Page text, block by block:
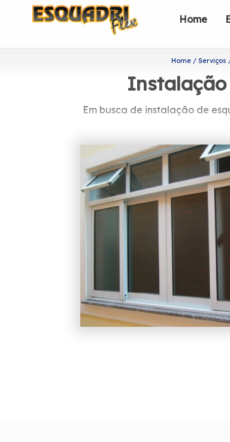
Home
Home Serviços
Instalação
Em busca de instalação de
Precisa encontrar
Esquadriflex, disponibiliza
outros. Priorizando as